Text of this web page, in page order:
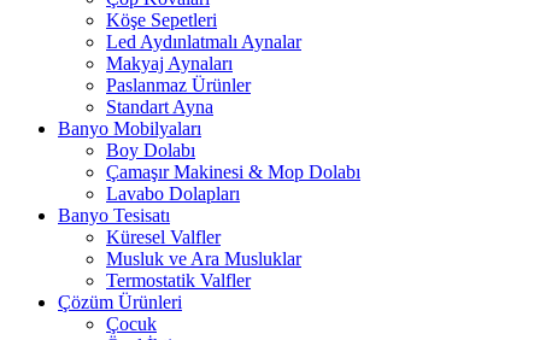
Köşe Sepetleri
Led Aydınlatmalı Aynalar
Makyaj Aynaları
Paslanmaz Ürünler
Standart Ayna
Banyo Mobilyaları
Boy Dolabı
Çamaşır Makinesi & Mop Dolabı
Lavabo Dolapları
Banyo Tesisatı
Küresel Valfler
Musluk ve Ara Musluklar
Termostatik Valfler
Çözüm Ürünleri
Çocuk